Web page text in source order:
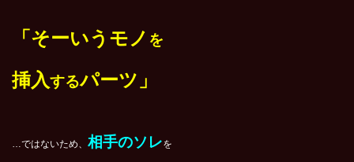
「そーいう モノ を
挿入するパーツ」
…ではないため、 相手のソレを